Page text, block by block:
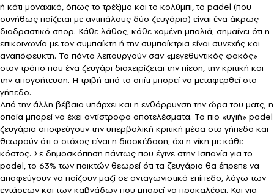
ή κάτι μοναχικό, όπως το τρέξιμο και το κολύμπι, το padel (που
συνήθως παίζεται με αντιπάλους δύο ζευγάρια) είναι ένα άκρως
διαδραστικό σπορ. Κάθε λάθος, κάθε χαμένη μπαλιά, σημαίνει ότι η
επικοινωνία με τον συμπαίκτη ή την συμπαίκτρια είναι συνεχής και
αναπόφευκτη. Τα πάντα λειτουργούν σαν «μεγεθυντικός φακός»
στον τρόπο που ένα ζευγάρι διαχειρίζεται την πίεση, την κριτική και
την απογοήτευση. Η τριβή από το σπίτι μπορεί να μεταφερθεί στο
γήπεδο.
Από την άλλη βέβαια υπάρχει και η ενθάρρυνση την ώρα του ματς, η
οποία μπορεί να έχει αντίστροφα αποτελέσματα. Τα πιο «υγιή» padel
ζευγάρια αποφεύγουν την υπερβολική κριτική μέσα στο γήπεδο και
θεωρούν ότι ο στόχος είναι η διασκέδαση, όχι η νίκη με κάθε
κόστος. Σε δημοσκόπηση πάντως που έγινε στην Ισπανία για το
padel, το 63% των παικτών θεωρεί ότι τα ζευγάρια θα έπρεπε να
αποφεύγουν να παίζουν μαζί σε ανταγωνιστικό επίπεδο, λόγω των
εντάσεων και των καβγάδων που μπορεί να προκαλέσει. Και για